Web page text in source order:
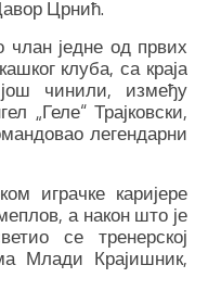
Црнић.
једне од првих
клуба, са краја
чинили, између
„Геле“ Трајковски,
легендарни
играчке каријере
а након што је
се тренерској
Млади Крајишник,